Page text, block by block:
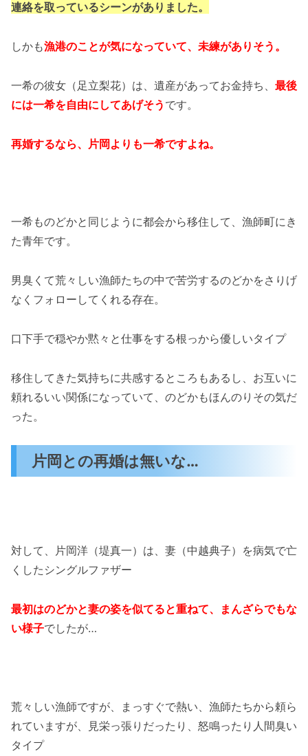
連絡を取っているシーンがありました。
しかも漁港のことが気になっていて、未練がありそう。
一希の彼女（足立梨花）は、遺産があってお金持ち、 最後
には一希を自由にしてあげそう です。
再婚するなら、片岡よりも一希ですよね。
一希ものどかと同じように都会から移住して、漁師町にき
た青年です。
男臭くて荒々しい漁師たちの中で苦労するのどかをさりげ
なくフォローしてくれる存在。
口下手で穏やか黙々と仕事をする根っから優しいタイプ
移住してきた気持ちに共感するところもあるし、お互いに
頼れるいい関係になっていて、のどかもほんのりその気だ
った。
片岡との再婚は無いな…
対して、片岡洋（堤真一）は、妻（中越典子）を病気で亡
くしたシングルファザー
最初はのどかと妻の姿を似てると重ねて、まんざらでもな
い様子でしたが…
荒々しい漁師ですが、まっすぐで熱い、漁師たちから頼ら
れていますが、見栄っ張りだったり、怒鳴ったり人間臭い
タイプ